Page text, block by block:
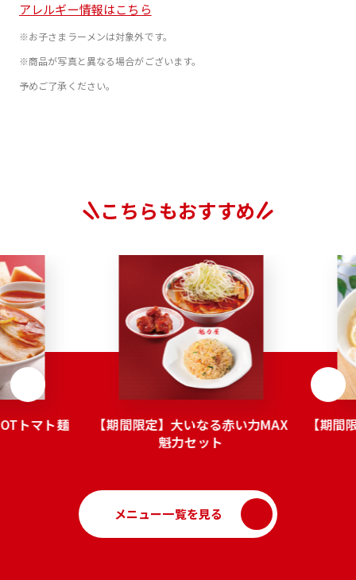
アレルギー情報はこちら
※お子さまラーメンは対象外です。
※商品が写真と異なる場合がございます。
予めご了承ください。
こちらもおすすめ
トマト麺
【期間限定】大いなる赤い力MAX
魁力セット
【期間
メニュー一覧を見る